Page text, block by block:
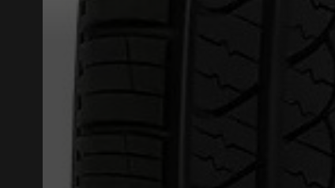
Votre avis